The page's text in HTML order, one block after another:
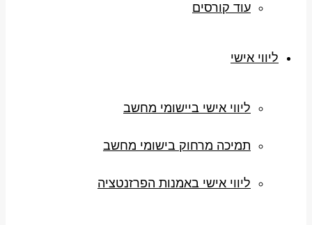
עוד קורסים
ליווי אישי
ליווי אישי ביישומי מחשב
תמיכה מרחוק בישומי מחשב
ליווי אישי באמנות הפרזנטציה